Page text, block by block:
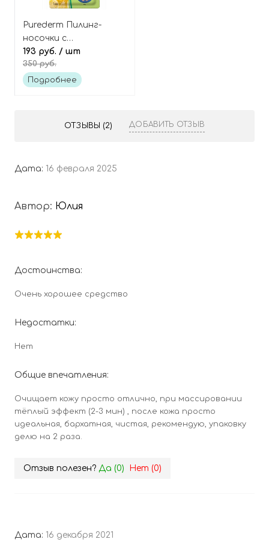
Purederm Пилинг-
носочки с
фруктовыми
кислотами Shiny &
soft foot peeling mask
193 руб. / шт
350 руб.
Подробнее
ОТЗЫВЫ (2) ДОБАВИТЬ ОТЗЫВ
Дата: 16 февраля 2025
Автор: Юлия
Достоинства:
Очень хорошее средство
Недостатки:
Нет
Общие впечатления:
Очищает кожу просто отлично, при массировании
тёплый эффект (2-3 мин) , после кожа просто
идеальная, бархатная, чистая, рекомендую, упаковку
делю на 2 раза.
Отзыв полезен? Да (0) Нет (0)
Дата: 16 декабря 2021